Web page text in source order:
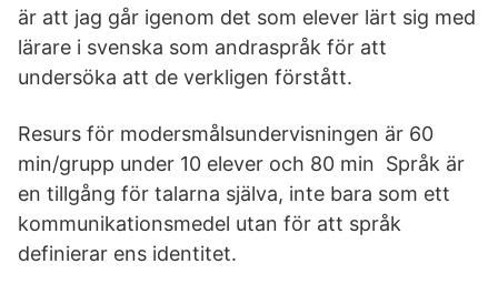
är att jag går igenom det som elever lärt sig med
lärare i svenska som andraspråk för att
undersöka att de verkligen förstått.
Resurs för modersmålsundervisningen är 60
min/grupp under 10 elever och 80 min Språk är
en tillgång för talarna själva, inte bara som ett
kommunikationsmedel utan för att språk
definierar ens identitet.